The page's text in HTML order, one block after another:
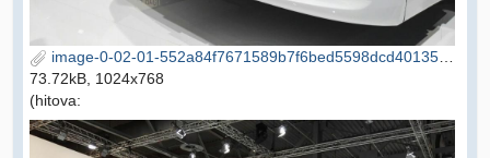
image-0-02-01-552a84f7671589b7f6bed5598dcd401357c3150fbd68fc44b530db598ecc028e-V.jpg
73.72kB, 1024x768
(hitova: